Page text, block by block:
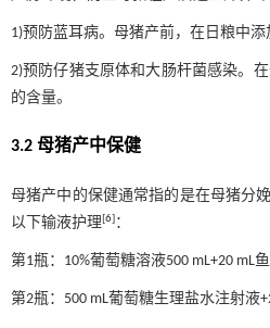
1)预防蓝耳病。母猪产前，在日粮中
2)预防仔猪支原体和大肠杆菌感染。
的含量。
3.2 母猪产中保健
母猪产中的保健通常指的是在母猪分
以下输液护理[6] ：
第1瓶：10%葡萄糖溶液500 mL+20 mL
第2瓶：500 mL葡萄糖生理盐水注射液